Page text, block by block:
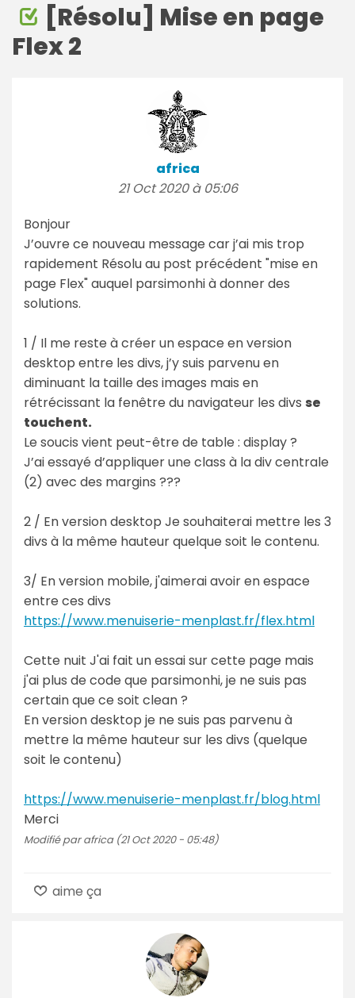
[Résolu] Mise en page
Flex 2
africa
21 Oct 2020 à 05:06
Bonjour
J’ouvre ce nouveau message car j’ai mis trop
rapidement Résolu au post précédent "mise en
page Flex" auquel parsimonhi à donner des
solutions.
1 / Il me reste à créer un espace en version
desktop entre les divs, j’y suis parvenu en
diminuant la taille des images mais en
rétrécissant la fenêtre du navigateur les divs se
touchent.
Le soucis vient peut-être de table : display ?
J’ai essayé d’appliquer une class à la div centrale
(2) avec des margins ???
2 / En version desktop Je souhaiterai mettre les 3
divs à la même hauteur quelque soit le contenu.
3/ En version mobile, j'aimerai avoir en espace
entre ces divs
https://www.menuiserie-menplast.fr/flex.html
Cette nuit J'ai fait un essai sur cette page mais
j'ai plus de code que parsimonhi, je ne suis pas
certain que ce soit clean ?
En version desktop je ne suis pas parvenu à
mettre la même hauteur sur les divs (quelque
soit le contenu)
https://www.menuiserie-menplast.fr/blog.html
Merci
Modifié par africa (21 Oct 2020 - 05:48)
aime ça